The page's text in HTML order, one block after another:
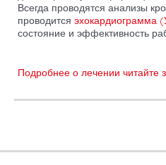
Всегда проводятся анализы
проводится эхокардиограмма
состояние и эффективность
Подробнее о лечении читайте